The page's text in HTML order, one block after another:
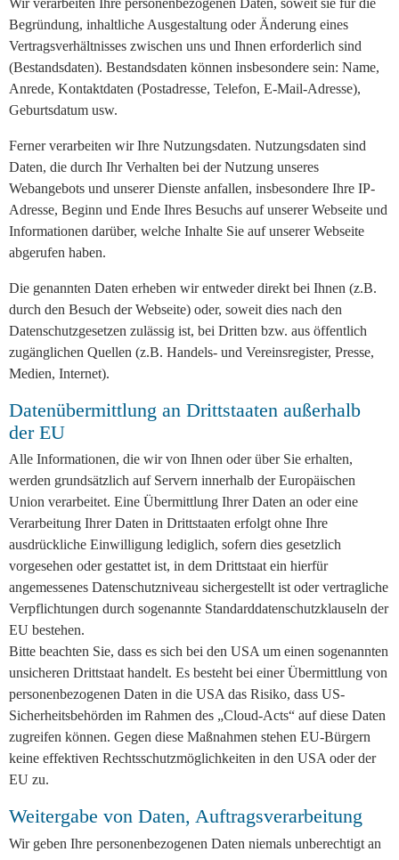
Begründung, inhaltliche Ausgestaltung oder Änderung eines
Vertragsverhältnisses zwischen uns und Ihnen erforderlich sind
(Bestandsdaten). Bestandsdaten können insbesondere sein: Name,
Anrede, Kontaktdaten (Postadresse, Telefon, E-Mail-Adresse),
Geburtsdatum usw.
Ferner verarbeiten wir Ihre Nutzungsdaten. Nutzungsdaten sind
Daten, die durch Ihr Verhalten bei der Nutzung unseres
Webangebots und unserer Dienste anfallen, insbesondere Ihre IP-
Adresse, Beginn und Ende Ihres Besuchs auf unserer Webseite und
Informationen darüber, welche Inhalte Sie auf unserer Webseite
abgerufen haben.
Die genannten Daten erheben wir entweder direkt bei Ihnen (z.B.
durch den Besuch der Webseite) oder, soweit dies nach den
Datenschutzgesetzen zulässig ist, bei Dritten bzw. aus öffentlich
zugänglichen Quellen (z.B. Handels- und Vereinsregister, Presse,
Medien, Internet).
Datenübermittlung an Drittstaaten außerhalb
der EU
Alle Informationen, die wir von Ihnen oder über Sie erhalten,
werden grundsätzlich auf Servern innerhalb der Europäischen
Union verarbeitet. Eine Übermittlung Ihrer Daten an oder eine
Verarbeitung Ihrer Daten in Drittstaaten erfolgt ohne Ihre
ausdrückliche Einwilligung lediglich, sofern dies gesetzlich
vorgesehen oder gestattet ist, in dem Drittstaat ein hierfür
angemessenes Datenschutzniveau sichergestellt ist oder vertragliche
Verpflichtungen durch sogenannte Standarddatenschutzklauseln der
EU bestehen.
Bitte beachten Sie, dass es sich bei den USA um einen sogenannten
unsicheren Drittstaat handelt. Es besteht bei einer Übermittlung von
personenbezogenen Daten in die USA das Risiko, dass US-
Sicherheitsbehörden im Rahmen des „Cloud-Acts“ auf diese Daten
zugreifen können. Gegen diese Maßnahmen stehen EU-Bürgern
keine effektiven Rechtsschutzmöglichkeiten in den USA oder der
EU zu.
Weitergabe von Daten, Auftragsverarbeitung
Wir geben Ihre personenbezogenen Daten niemals unberechtigt an